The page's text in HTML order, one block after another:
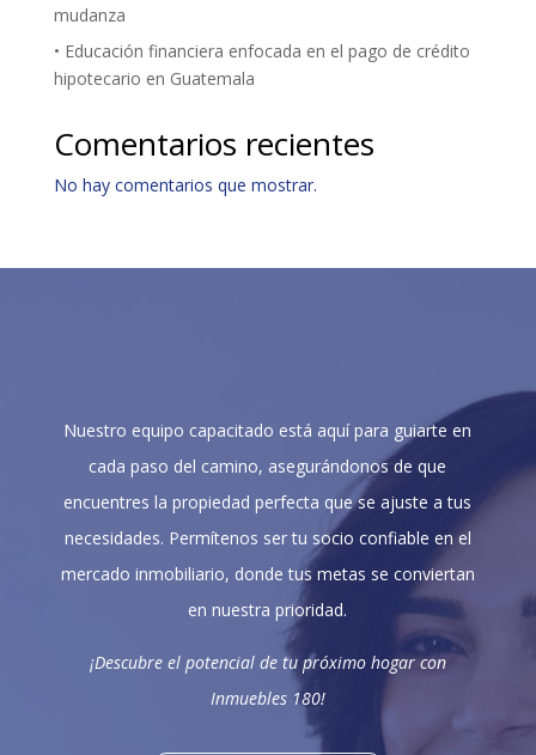
mudanza
• Educación financiera enfocada en el pago de crédito
hipotecario en Guatemala
Comentarios recientes
No hay comentarios que mostrar.
Nuestro equipo capacitado está aquí para guiarte en
cada paso del camino, asegurándonos de que
encuentres la propiedad perfecta que se ajuste a tus
necesidades. Permítenos ser tu socio confiable en el
mercado inmobiliario, donde tus metas se conviertan
en nuestra prioridad.
¡Descubre el potencial de tu próximo hogar con
Inmuebles 180!